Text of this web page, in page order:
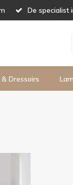
De specialist
Dressoirs